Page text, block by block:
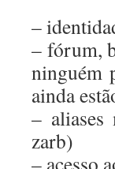
–
– fórum,
ninguém
ainda
– aliases
zarb)
– acesso